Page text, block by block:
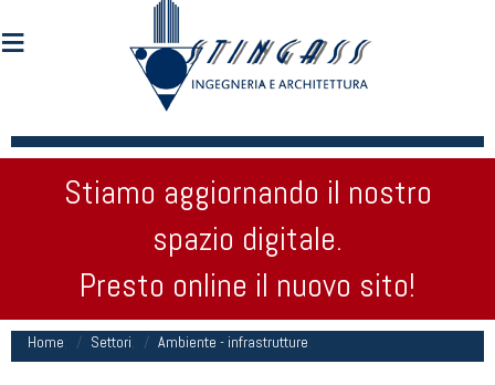
Stiamo aggiornando il nostro
spazio digitale.
Presto online il nuovo sito!
Home; Settori; Ambiente - infrastrutture;